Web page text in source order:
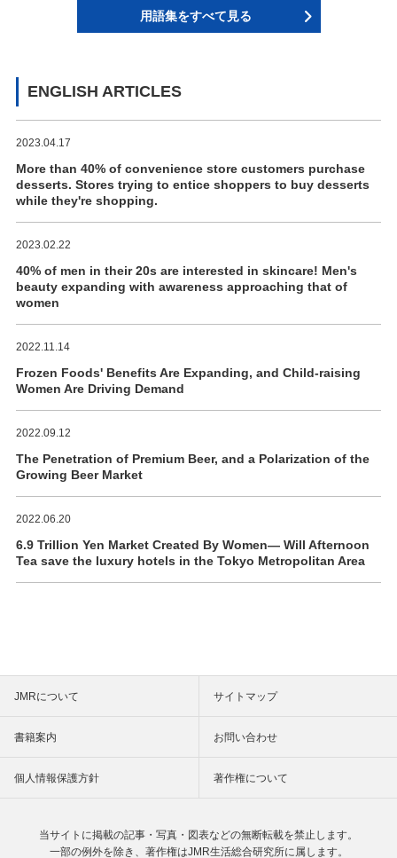
用語集をすべて見る
ENGLISH ARTICLES
2023.04.17
More than 40% of convenience store customers purchase
desserts. Stores trying to entice shoppers to buy desserts
while they're shopping.
2023.02.22
40% of men in their 20s are interested in skincare! Men's
beauty expanding with awareness approaching that of
women
2022.11.14
Frozen Foods' Benefits Are Expanding, and Child-raising
Women Are Driving Demand
2022.09.12
The Penetration of Premium Beer, and a Polarization of the
Growing Beer Market
2022.06.20
6.9 Trillion Yen Market Created By Women― Will Afternoon
Tea save the luxury hotels in the Tokyo Metropolitan Area
JMRについて サイトマップ
書籍案内 お問い合わせ
個人情報保護方針 著作権について
当サイトに掲載の記事・写真・図表などの無断転載を禁止します。
一部の例外を除き、著作権はJMR生活総合研究所に属します。